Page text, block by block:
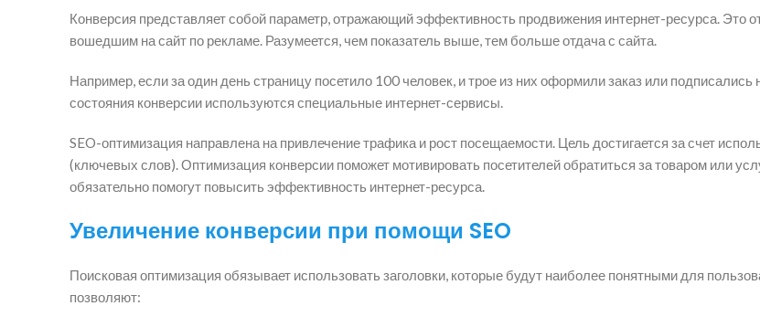
Конверсия представляет собой параметр, отражающий эффективность продвижения интернет-ресурса. Это
вошедшим на сайт по рекламе. Разумеется, чем показатель выше, тем больше отдача с сайта.
Например, если за один день страницу посетило 100 человек, и трое из них оформили заказ или
состояния конверсии используются специальные интернет-сервисы.
SEO-оптимизация направлена на привлечение трафика и рост посещаемости. Цель достигается за счет
(ключевых слов). Оптимизация конверсии поможет мотивировать посетителей обратиться за товаром или
обязательно помогут повысить эффективность интернет-ресурса.
Увеличение конверсии при помощи SEO
Поисковая оптимизация обязывает использовать заголовки, которые будут наиболее понятными для
позволяют: